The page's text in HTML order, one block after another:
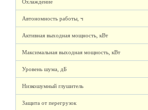
Охлаждение
Автономность работы, ч
Активная выходная мощность, кВт
Максимальная выходная мощность, кВт
Уровень шума, дБ
Низкошумный глушитель
Защита от перегрузок